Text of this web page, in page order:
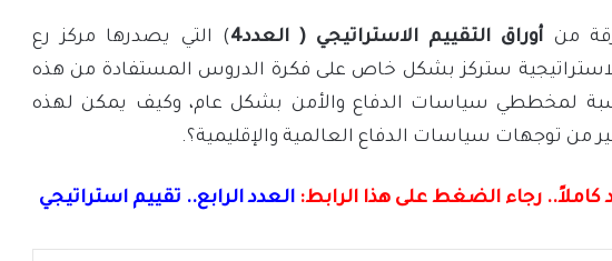
من أوراق التقييم الاستراتيجي ( العدد4
) التي يصدرها مركز رع
ستركز بشكل خاص على فكرة الدروس المستفادة من هذه
لمخططي سياسات الدفاع والأمن بشكل عام، وكيف يمكن لهذه
من توجهات سياسات الدفاع العالمية والإقليمية؟.
كاملاً.. رجاء الضغط على هذا الرابط: العدد الرابع.. تقييم استراتيجي